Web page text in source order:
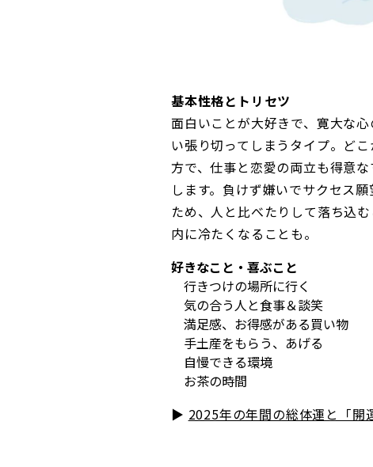
基本性格とトリセツ
面白いことが大好きで、寛大な
い張り切ってしまうタイプ。ど
方で、仕事と恋愛の両立も得意
します。負けず嫌いでサクセス
ため、人と比べたりして落ち込
内に冷たくなることも。
好きなこと・喜ぶこと
行きつけの場所に行く
気の合う人と食事＆談笑
満足感、お得感がある買い物
手土産をもらう、あげる
自慢できる環境
お茶の時間
▶︎ 2025年の年間の総体運と「開